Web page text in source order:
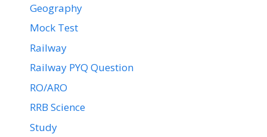
Geography
Mock Test
Railway
Railway PYQ Question
RO/ARO
RRB Science
Study